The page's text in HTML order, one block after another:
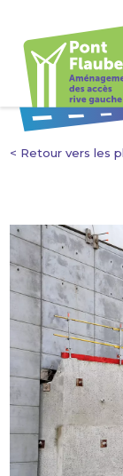
< Retour vers les